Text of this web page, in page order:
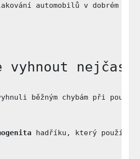
automobilů v dobrém
vyhnout
běžným chybám při
hadříku, který